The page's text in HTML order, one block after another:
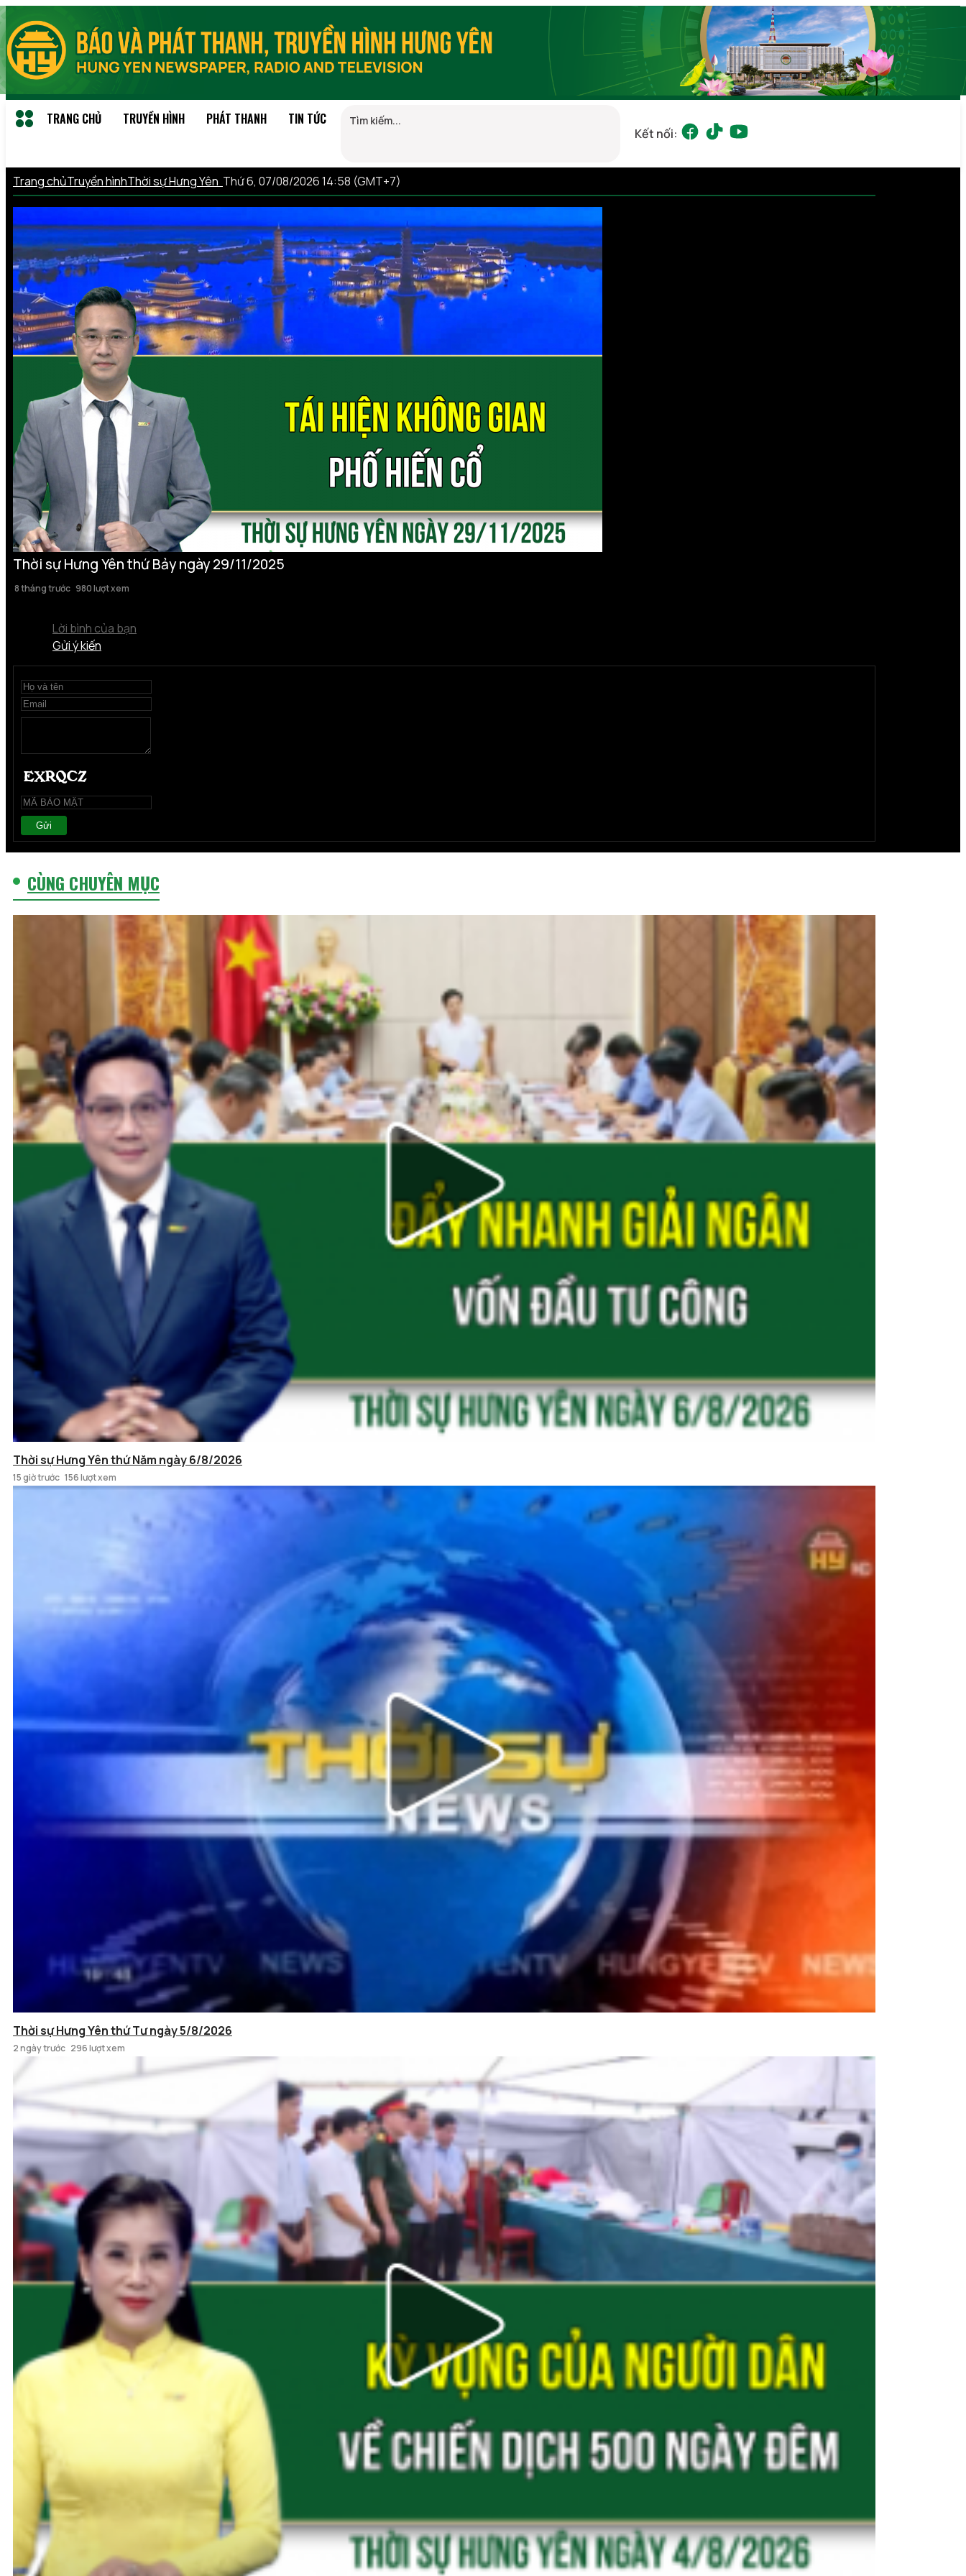
TRANG CHỦ TRUYỀN HÌNH PHÁT THANH TIN TỨC
Kết nối:
Trang chủTruyền hìnhThời sự Hưng Yên Thứ 6, 07/08/2026 14:58 (GMT+7)
Thời sự Hưng Yên thứ Bảy ngày 29/11/2025
8 tháng trước 980 lượt xem
Lời bình của bạn
Gửi ý kiến
Gửi
CÙNG CHUYÊN MỤC
Thời sự Hưng Yên thứ Năm ngày 6/8/2026
15 giờ trước 156 lượt xem
Thời sự Hưng Yên thứ Tư ngày 5/8/2026
2 ngày trước 296 lượt xem